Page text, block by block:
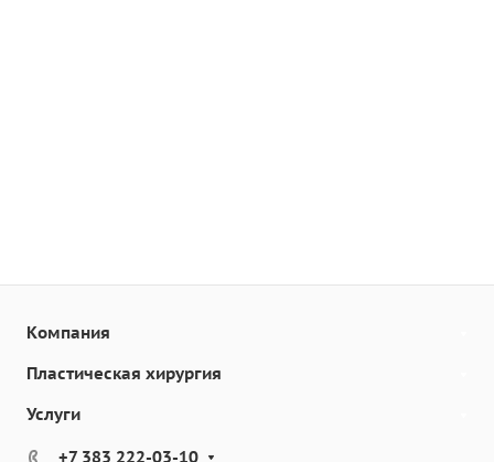
Компания
Пластическая хирургия
Услуги
+7 383 222-03-10